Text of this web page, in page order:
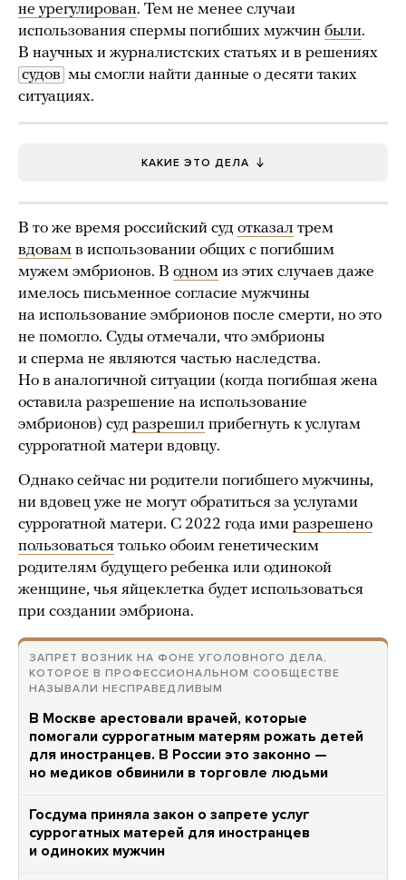
не урегулирован. Тем не менее случаи
использования спермы погибших мужчин были.
В научных и журналистских статьях и в решениях
судов мы смогли найти данные о десяти таких
ситуациях.
КАКИЕ ЭТО ДЕЛА
В то же время российский суд отказал трем
вдовам в использовании общих с погибшим
мужем эмбрионов. В одном из этих случаев даже
имелось письменное согласие мужчины
на использование эмбрионов после смерти, но это
не помогло. Суды отмечали, что эмбрионы
и сперма не являются частью наследства.
Но в аналогичной ситуации (когда погибшая жена
оставила разрешение на использование
эмбрионов) суд разрешил прибегнуть к услугам
суррогатной матери вдовцу.
Однако сейчас ни родители погибшего мужчины,
ни вдовец уже не могут обратиться за услугами
суррогатной матери. С 2022 года ими разрешено
пользоваться только обоим генетическим
родителям будущего ребенка или одинокой
женщине, чья яйцеклетка будет использоваться
при создании эмбриона.
ЗАПРЕТ ВОЗНИК НА ФОНЕ УГОЛОВНОГО ДЕЛА,
КОТОРОЕ В ПРОФЕССИОНАЛЬНОМ СООБЩЕСТВЕ
НАЗЫВАЛИ НЕСПРАВЕДЛИВЫМ
В Москве арестовали врачей, которые
помогали суррогатным матерям рожать детей
для иностранцев. В России это законно —
но медиков обвинили в торговле людьми
Госдума приняла закон о запрете услуг
суррогатных матерей для иностранцев
и одиноких мужчин